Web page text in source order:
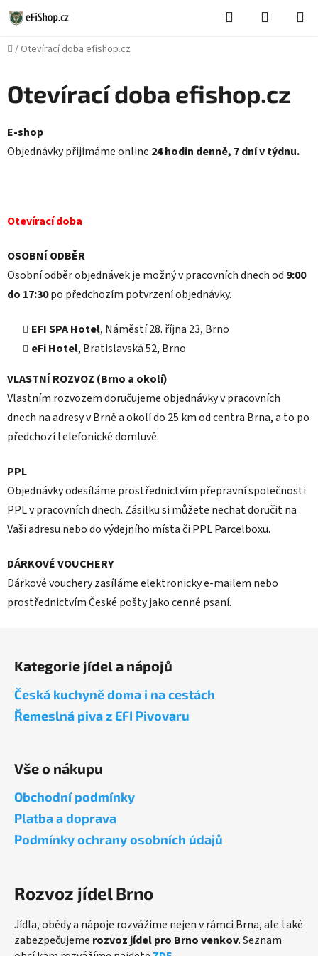
Přejít
na
obsah
Hledat
KOŠÍK
Domů
/ Otevírací doba efishop.cz
Otevírací doba efishop.cz
E-shop
Objednávky přijímáme online 24 hodin denně, 7 dní v týdnu.
Otevírací doba
OSOBNÍ ODBĚR
Osobní odběr objednávek je možný v pracovních dnech od 9:00
do 17:30po předchozím potvrzení objednávky.
EFI SPA Hotel, Náměstí 28. října 23, Brno
eFi Hotel, Bratislavská 52, Brno
VLASTNÍ ROZVOZ (Brno a okolí)
Vlastním rozvozem doručujeme objednávky v pracovních
dnech na adresy v Brně a okolí do 25 km od centra Brna, a to po
předchozí telefonické domluvě.
PPL
Objednávky odesíláme prostřednictvím přepravní společnosti
PPL v pracovních dnech. Zásilku si můžete nechat doručit na
Vaši adresu nebo do výdejního místa či PPL Parcelboxu.
DÁRKOVÉ VOUCHERY
Dárkové vouchery zasíláme elektronicky e-mailem nebo
prostřednictvím České pošty jako cenné psaní.
Kategorie jídel a nápojů
Česká kuchyně doma i na cestách
Řemeslná piva z EFI Pivovaru
Vše o nákupu
Obchodní podmínky
Platba a doprava
Podmínky ochrany osobních údajů
Rozvoz jídel Brno
Jídla, obědy a nápoje rozvážime nejen v rámci Brna, ale také
zabezpečujeme rozvoz jídel pro Brno venkov. Seznam